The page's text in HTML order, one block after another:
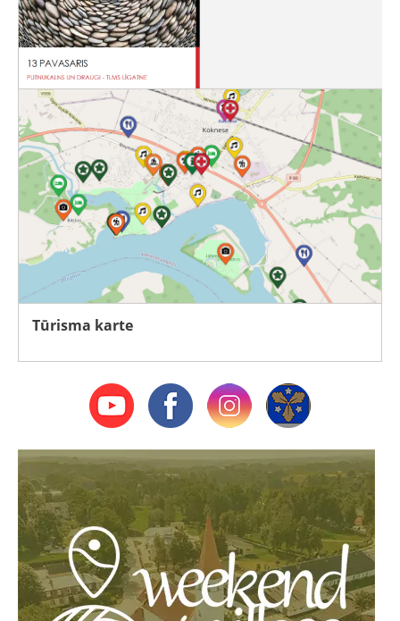
Tūrisma karte